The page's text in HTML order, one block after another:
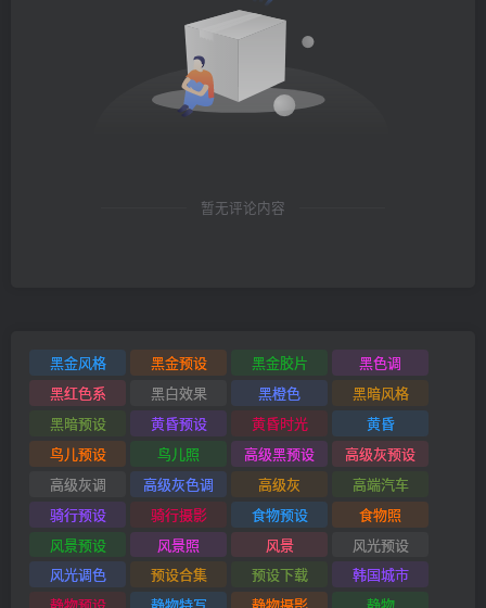
暂无评论内容
黑金风格 黑金预设 黑金胶片
黑色调
黑红色系
黑白效果 黑橙色
黑暗风格
黑暗预设
黄昏预设 黄昏时光
黄昏
鸟儿预设
鸟儿照 高级黑预设
高级灰预设
高级灰调
高级灰色调 高级灰
高端汽车
骑行预设
骑行摄影 食物预设
食物照
风景预设
风景照 风景
风光预设
风光调色
预设合集 预设下载
韩国城市